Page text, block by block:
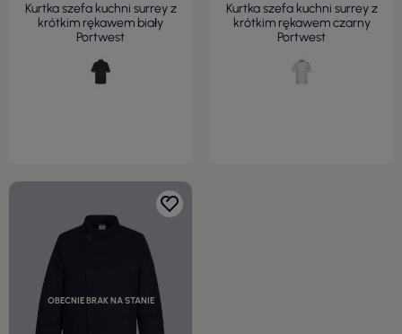
Kurtka szefa kuchni surrey z
krótkim rękawem biały
Portwest
Kurtka szefa kuchni surrey z
krótkim rękawem czarny
Portwest
OBECNIE BRAK NA STANIE